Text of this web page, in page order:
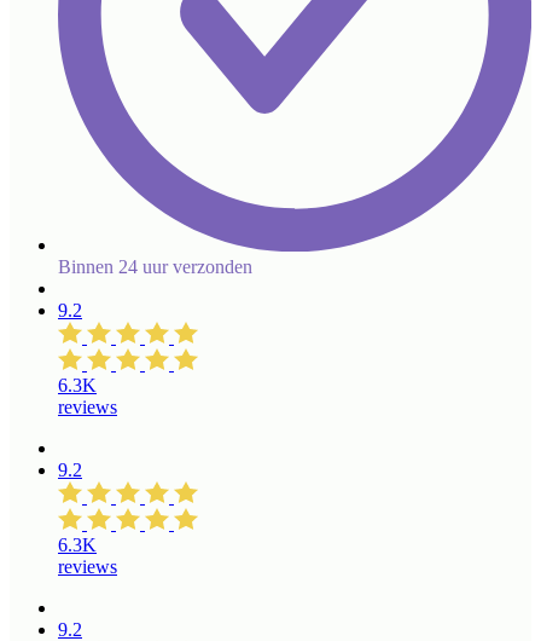
Binnen 24 uur verzonden
9.2
6.3K
reviews
9.2
6.3K
reviews
9.2